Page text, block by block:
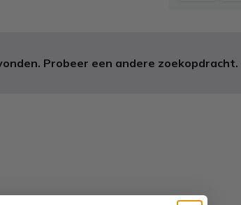
Probeer een andere zoekopdracht.